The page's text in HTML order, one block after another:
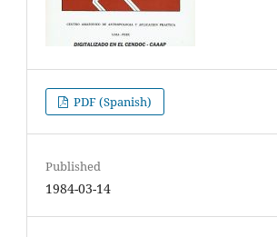
PDF (Spanish)
Published
1984-03-14